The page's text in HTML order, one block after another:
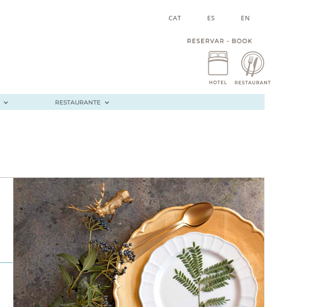
CAT ES EN
RESTAURANTE